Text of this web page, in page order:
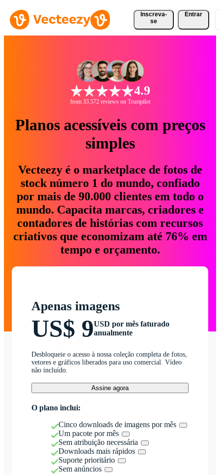
Inscreva-
se
Entrar
4.9
from 33.572 reviews on Trustpilot
Planos acessíveis com preços
simples
Vecteezy é o marketplace de fotos de
stock número 1 do mundo, confiado
por mais de 90.000 clientes em todo o
mundo. Capacita marcas, criadores e
contadores de histórias com recursos
criativos que economizam até 76% em
tempo e orçamento.
Apenas imagens
US$ 9USD por mês faturado
anualmente
Desbloqueie o acesso à nossa coleção completa de fotos,
vetores e gráficos liberados para uso comercial. Vídeo
não incluído.
Assine agora
O plano inclui:
Cinco downloads de imagens por mês
Um pacote por mês
Sem atribuição necessária
Downloads mais rápidos
Suporte prioritário
Sem anúncios